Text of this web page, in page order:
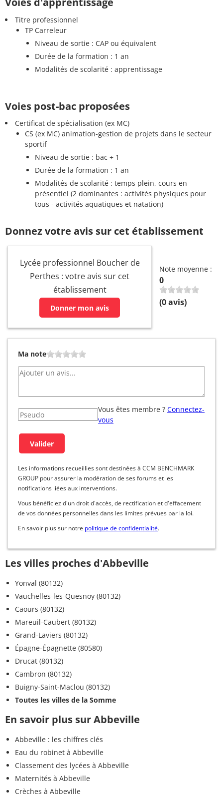
Titre professionnel
TP Carreleur
Niveau de sortie : CAP ou équivalent
Durée de la formation : 1 an
Modalités de scolarité : apprentissage
Voies post-bac proposées
Certificat de spécialisation (ex MC)
CS (ex MC) animation-gestion de projets dans le secteur
sportif
Niveau de sortie : bac + 1
Durée de la formation : 1 an
Modalités de scolarité : temps plein, cours en
présentiel (2 dominantes : activités physiques pour
tous - activités aquatiques et natation)
Donnez votre avis sur cet établissement
Lycée professionnel Boucher de
Perthes : votre avis sur cet
établissement
Donner mon avis
Note moyenne :
0
(0avis)
Ma note
Vous êtes membre ? Connectez-
vous
Les informations recueillies sont destinées à CCM BENCHMARK
GROUP pour assurer la modération de ses forums et les
notifications liées aux interventions.
Vous bénéficiez d'un droit d'accès, de rectification et d'effacement
de vos données personnelles dans les limites prévues par la loi.
En savoir plus sur notre politique de confidentialité.
Les villes proches d'Abbeville
Yonval (80132)
Vauchelles-les-Quesnoy (80132)
Caours (80132)
Mareuil-Caubert (80132)
Grand-Laviers (80132)
Épagne-Épagnette (80580)
Drucat (80132)
Cambron (80132)
Buigny-Saint-Maclou (80132)
Toutes les villes de la Somme
En savoir plus sur Abbeville
Abbeville : les chiffres clés
Eau du robinet à Abbeville
Classement des lycées à Abbeville
Maternités à Abbeville
Crèches à Abbeville